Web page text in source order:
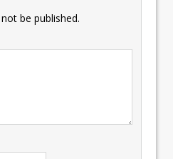
be published.